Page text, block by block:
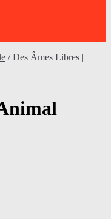
/Des Âmes Libres |